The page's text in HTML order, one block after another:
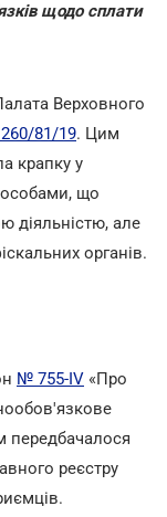
щодо сплати
Верховного
81/19. Цим
крапку у
особами, що
діяльністю, але
органів.
№ 755-IV «Про
передбачалося
реєстру